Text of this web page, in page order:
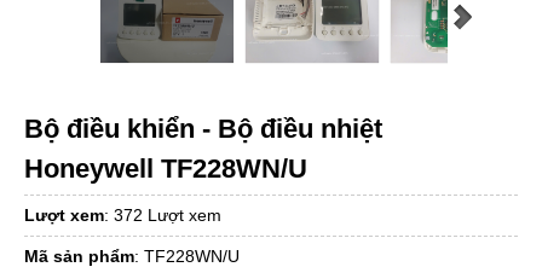
Bộ điều khiển - Bộ điều nhiệt
Honeywell TF228WN/U
Lượt xem: 372 Lượt xem
Mã sản phẩm: TF228WN/U